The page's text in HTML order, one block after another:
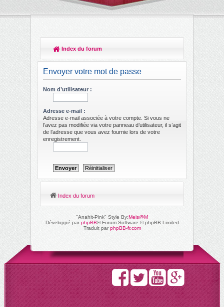
Index du forum
ec
Envoyer votre mot de passe
Nom d’utilisateur :
Adresse e-mail :
Adresse e-mail associée à votre compte. Si vous ne
l’avez pas modifiée via votre panneau d’utilisateur, il s’agit
de l’adresse que vous avez fournie lors de votre
enregistrement.
Index du forum
"Anahit-Pink" Style By:Meis@M
Développé parphpBB® Forum Software © phpBB Limited
Traduit parphpBB-fr.com